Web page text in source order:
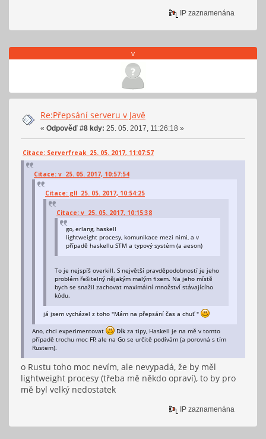
IP zaznamenána
v
Re:Přepsání serveru v Javě
« Odpověď #8 kdy: 25. 05. 2017, 11:26:18 »
Citace: Serverfreak 25. 05. 2017, 11:07:57
Citace: v 25. 05. 2017, 10:57:54
Citace: gll 25. 05. 2017, 10:54:25
Citace: v 25. 05. 2017, 10:15:38
go, erlang, haskell
lightweight procesy, komunikace mezi nimi, a v
případě haskellu STM a typový systém (a aeson)
To je nejspíš overkill. S největší pravděpodobností je jeho
problém řešitelný nějakým malým fixem. Na jeho místě
bych se snažil zachovat maximální množství stávajícího
kódu.
já jsem vycházel z toho "Mám na přepsání čas a chuť "
Ano, chci experimentovat
Dík za tipy, Haskell je na mě v tomto
případě trochu moc FP, ale na Go se určitě podívám (a porovná s tím
Rustem).
o Rustu toho moc nevím, ale nevypadá, že by měl
lightweight procesy (třeba mě někdo opraví), to by pro
mě byl velký nedostatek
IP zaznamenána